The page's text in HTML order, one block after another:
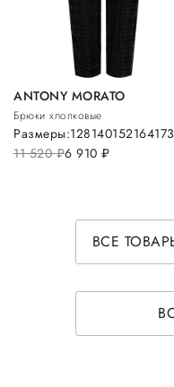
ANTONY MORATO
Брюки хлопковые
11 520руб.6 910 руб.
Размеры:128140152164173
ВСЕ